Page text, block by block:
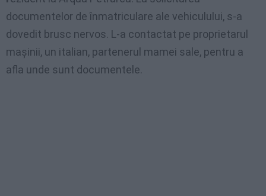
documentelor de înmatriculare ale vehiculului, s-a
dovedit brusc nervos. L-a contactat pe proprietarul
mașinii, un italian, partenerul mamei sale, pentru a
afla unde sunt documentele.